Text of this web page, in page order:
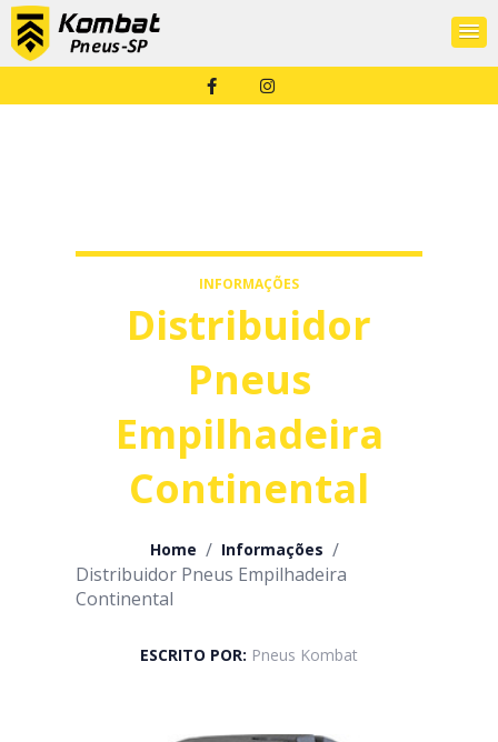
INFORMAÇÕES
Distribuidor
Pneus
Empilhadeira
Continental
Home / Informações /
Distribuidor Pneus Empilhadeira
Continental
ESCRITO POR: Pneus Kombat